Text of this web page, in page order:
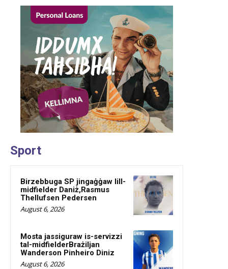
Sport
Birzebbuga SP jingaġġaw lill-
midfielder Daniż,Rasmus
Thellufsen Pedersen
August 6, 2026
Mosta jassiguraw is-servizzi
tal-midfielderBrażiljan
Wanderson Pinheiro Diniz
August 6, 2026